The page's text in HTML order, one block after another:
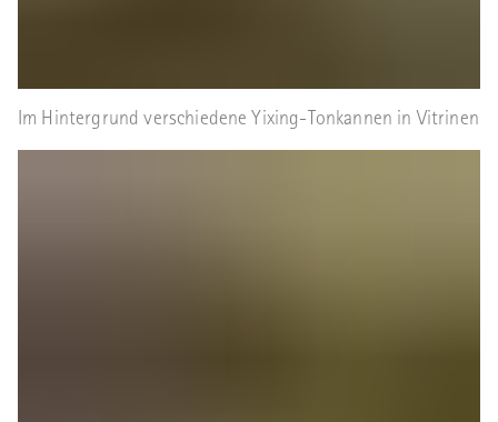
Im Hintergrund verschiedene Yixing-Tonkannen in Vitrinen